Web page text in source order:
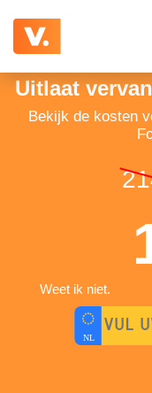
Uitlaat
Bekijk de kosten
Weet ik niet.